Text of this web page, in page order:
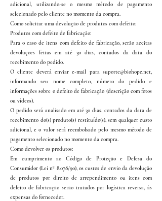
adicional, utilizando-se o mesmo método de pagamento
selecionado pelo cliente no momento da compra.
Como solicitar uma devolução de produtos com defeito:
Produtos com defeito de fabricação:
Para o caso de itens com defeito de fabricação, serão aceitas
devoluções feitas em até 30 dias, contados da data do
recebimento do pedido.
O cliente deverá enviar e-mail para suporte@biohope.net,
informando seu nome completo, número do pedido e
informações sobre o defeito de fabricação (descrição com fotos
ou vídeos).
O pedido será analisado em até 30 dias, contados da data de
recebimento do(s) produto(s) restituído(s), sem qualquer custo
adicional, e o valor será reembolsado pelo mesmo método de
pagamento selecionado no momento da compra.
Como devolver os produtos:
Em cumprimento ao Código de Proteção e Defesa do
Consumidor (Lei nº 8.078/90), os custos de envio da devolução
de produtos por direito de arrependimento ou itens com
defeito de fabricação serão tratados por logística reversa, às
expensas do fornecedor.